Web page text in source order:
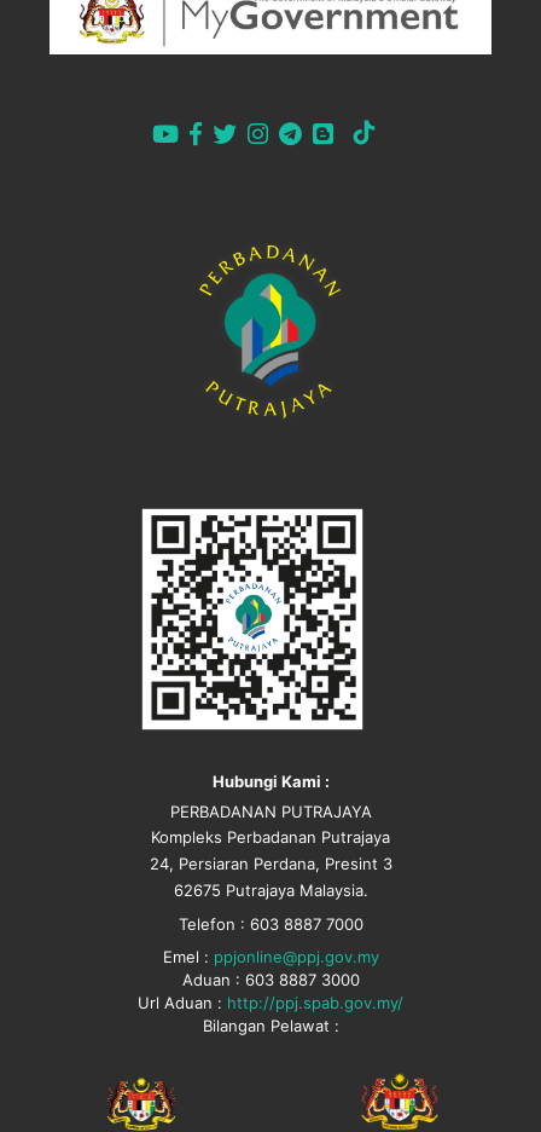
Hubungi Kami :
PERBADANAN PUTRAJAYA
Kompleks Perbadanan Putrajaya
24, Persiaran Perdana, Presint 3
62675 Putrajaya Malaysia.
Telefon : 603 8887 7000
Emel : ppjonline@ppj.gov.my
Aduan : 603 8887 3000
Url Aduan : http://ppj.spab.gov.my/
Bilangan Pelawat :